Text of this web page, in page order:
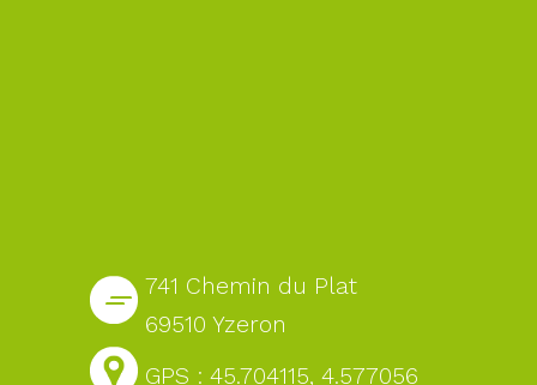
741 Chemin du Plat
69510 Yzeron
GPS : 45.704115, 4.577056